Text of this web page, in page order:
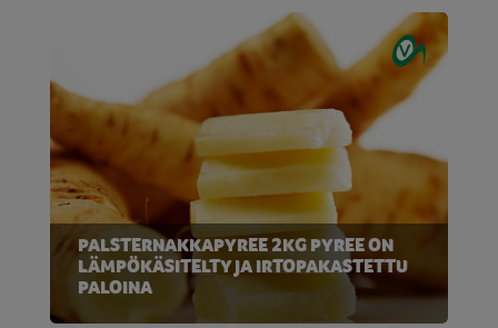
PALSTERNAKKAPYREE 2KG PYREE ON
LÄMPÖKÄSITELTY JA IRTOPAKASTETTU
PALOINA